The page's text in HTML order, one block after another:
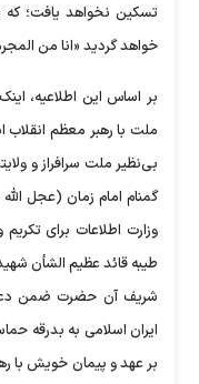
تسکین نخواهد یافت؛ که
خواهد گردید «انا من
بر اساس این اطلاعیه،
ملت با رهبر معظم
بی‌نظیر ملت سرافراز و
گمنام امام زمان (عجل
وزارت اطلاعات برای
طیبه قائد عظیم الشأن
شریف آن حضرت ضمن
ایران اسلامی به بدرقه
بر عهد و پیمان خویش با